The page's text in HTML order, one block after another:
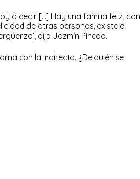
a decir […] Hay una familia feliz, con
de otras personas, existe el
dijo Jazmín Pinedo.
con la indirecta. ¿De quién se